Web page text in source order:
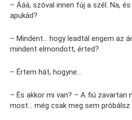
– Ááá, szóval innen fúj a szél. Na,
apukád?
– Mindent… hogy leadtál engem az
mindent elmondott, érted?
– Értem hát, hogyne…
– És akkor mi van? – A fiú zavartan
most… még csak meg sem próbálsz